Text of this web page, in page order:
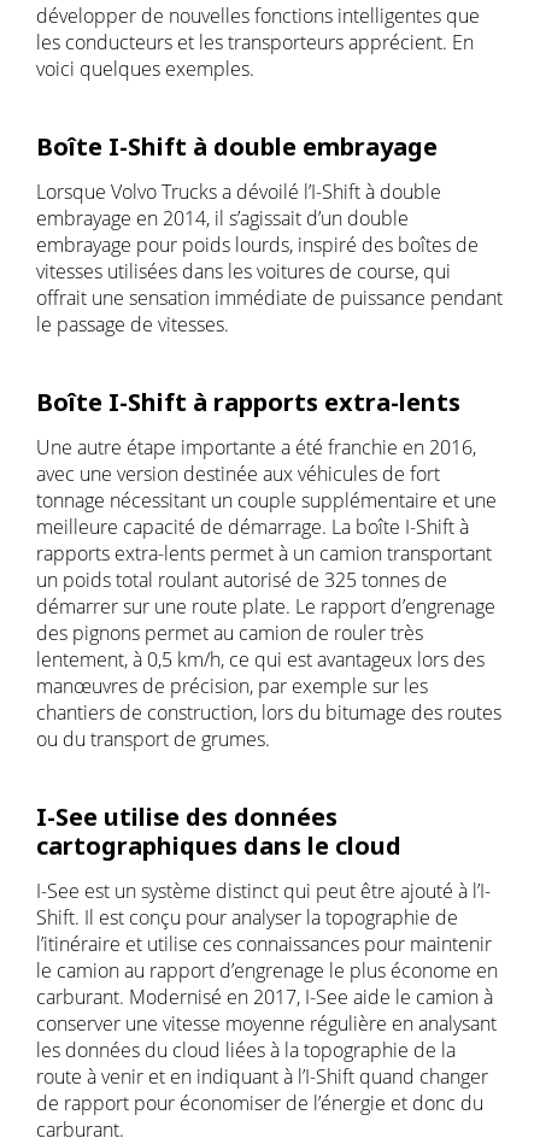
développer de nouvelles fonctions intelligentes que
les conducteurs et les transporteurs apprécient. En
voici quelques exemples.
Boîte I-Shift à double embrayage
Lorsque Volvo Trucks a dévoilé l’I-Shift à double
embrayage en 2014, il s’agissait d’un double
embrayage pour poids lourds, inspiré des boîtes de
vitesses utilisées dans les voitures de course, qui
offrait une sensation immédiate de puissance pendant
le passage de vitesses.
Boîte I-Shift à rapports extra-lents
Une autre étape importante a été franchie en 2016,
avec une version destinée aux véhicules de fort
tonnage nécessitant un couple supplémentaire et une
meilleure capacité de démarrage. La boîte I-Shift à
rapports extra-lents permet à un camion transportant
un poids total roulant autorisé de 325 tonnes de
démarrer sur une route plate. Le rapport d’engrenage
des pignons permet au camion de rouler très
lentement, à 0,5 km/h, ce qui est avantageux lors des
manœuvres de précision, par exemple sur les
chantiers de construction, lors du bitumage des routes
ou du transport de grumes.
I-See utilise des données
cartographiques dans le cloud
I-See est un système distinct qui peut être ajouté à l’I-
Shift. Il est conçu pour analyser la topographie de
l’itinéraire et utilise ces connaissances pour maintenir
le camion au rapport d’engrenage le plus économe en
carburant. Modernisé en 2017, I-See aide le camion à
conserver une vitesse moyenne régulière en analysant
les données du cloud liées à la topographie de la
route à venir et en indiquant à l’I-Shift quand changer
de rapport pour économiser de l’énergie et donc du
carburant.